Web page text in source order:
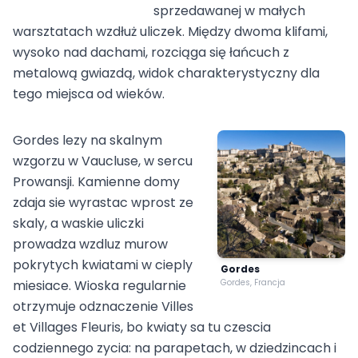
sprzedawanej w małych
warsztatach wzdłuż uliczek. Między dwoma klifami,
wysoko nad dachami, rozciąga się łańcuch z
metalową gwiazdą, widok charakterystyczny dla
tego miejsca od wieków.
Gordes
Gordes, Francja
Gordes lezy na skalnym
wzgorzu w Vaucluse, w sercu
Prowansji. Kamienne domy
zdaja sie wyrastac wprost ze
skaly, a waskie uliczki
prowadza wzdluz murow
pokrytych kwiatami w cieply
miesiace. Wioska regularnie
otrzymuje odznaczenie Villes
et Villages Fleuris, bo kwiaty sa tu czescia
codziennego zycia: na parapetach, w dziedzincach i